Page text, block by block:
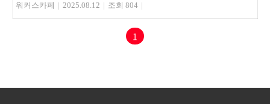
워커스카페 | 2025.08.12 | 조회 804 |
1